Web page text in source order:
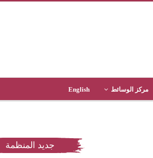
مركز الوسائط English
جديد المنظمة